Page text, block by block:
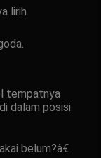
lirih.
tempatnya
dalam posisi
belum?â€